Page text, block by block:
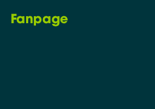
Fanpage